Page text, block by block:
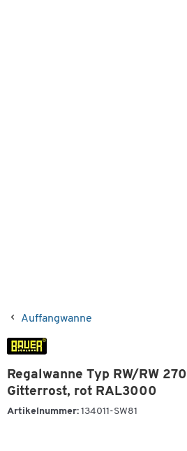
Auffangwanne
Regalwanne Typ RW/RW
Gitterrost, rot RAL3000
Artikelnummer: 134011-SW81